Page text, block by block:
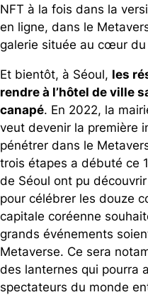
NFT à la fois dans la
en ligne, dans le
galerie située au cœur
Et bientôt, à Séoul, les
rendre à l’hôtel de ville
canapé. En 2022, la
veut devenir la première
pénétrer dans le
trois étapes a débuté ce
de Séoul ont pu
pour célébrer les douze
capitale coréenne
grands événements
Metaverse. Ce sera
des lanternes qui pourra
spectateurs du monde